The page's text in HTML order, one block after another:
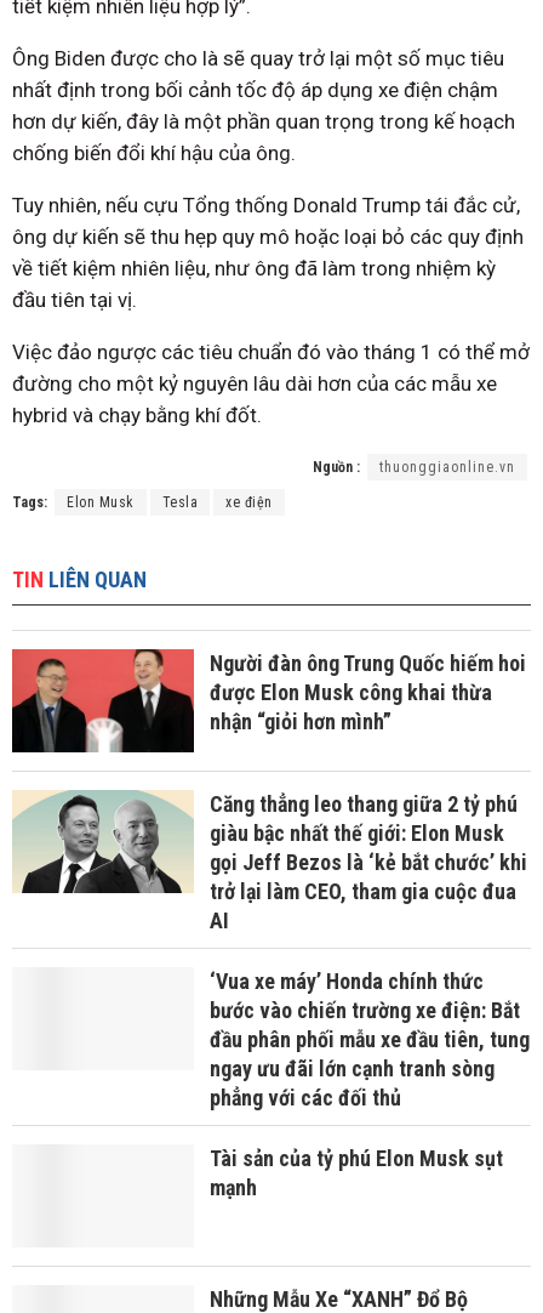
tiết kiệm nhiên liệu hợp lý”.
Ông Biden được cho là sẽ quay trở lại một số mục tiêu
nhất định trong bối cảnh tốc độ áp dụng xe điện chậm
hơn dự kiến, đây là một phần quan trọng trong kế hoạch
chống biến đổi khí hậu của ông.
Tuy nhiên, nếu cựu Tổng thống Donald Trump tái đắc cử,
ông dự kiến ​​sẽ thu hẹp quy mô hoặc loại bỏ các quy định
về tiết kiệm nhiên liệu, như ông đã làm trong nhiệm kỳ
đầu tiên tại vị.
Việc đảo ngược các tiêu chuẩn đó vào tháng 1 có thể mở
đường cho một kỷ nguyên lâu dài hơn của các mẫu xe
hybrid và chạy bằng khí đốt.
Nguồn : thuonggiaonline.vn
Tags: Elon Musk Tesla xe điện
TIN LIÊN QUAN
Người đàn ông Trung Quốc hiếm hoi
được Elon Musk công khai thừa
nhận “giỏi hơn mình”
Căng thẳng leo thang giữa 2 tỷ phú
giàu bậc nhất thế giới: Elon Musk
gọi Jeff Bezos là ‘kẻ bắt chước’ khi
trở lại làm CEO, tham gia cuộc đua
AI
‘Vua xe máy’ Honda chính thức
bước vào chiến trường xe điện: Bắt
đầu phân phối mẫu xe đầu tiên, tung
ngay ưu đãi lớn cạnh tranh sòng
phẳng với các đối thủ
Tài sản của tỷ phú Elon Musk sụt
mạnh
Những Mẫu Xe “XANH” Đổ Bộ